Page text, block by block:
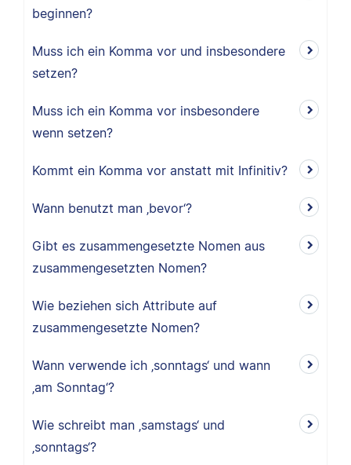
beginnen?
Muss ich ein Komma vor und insbesondere
setzen?
Muss ich ein Komma vor insbesondere
wenn setzen?
Kommt ein Komma vor anstatt mit Infinitiv?
Wann benutzt man ‚bevor‘?
Gibt es zusammengesetzte Nomen aus
zusammengesetzten Nomen?
Wie beziehen sich Attribute auf
zusammengesetzte Nomen?
Wann verwende ich ‚sonntags‘ und wann
‚am Sonntag‘?
Wie schreibt man ‚samstags‘ und
‚sonntags‘?